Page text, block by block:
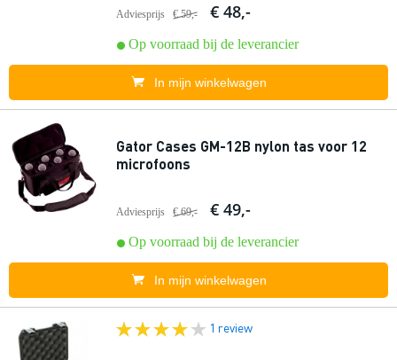
Adviesprijs € 59,- € 48,-
Op voorraad bij de leverancier
In mijn winkelwagen
Gator Cases GM-12B nylon tas voor 12
microfoons
Adviesprijs € 69,- € 49,-
Op voorraad bij de leverancier
In mijn winkelwagen
1 review